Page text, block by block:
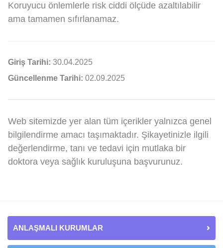
Koruyucu önlemlerle risk ciddi ölçüde azaltılabilir
ama tamamen sıfırlanamaz.
Giriş Tarihi: 30.04.2025
Güncellenme Tarihi: 02.09.2025
Web sitemizde yer alan tüm içerikler yalnızca genel
bilgilendirme amacı taşımaktadır. Şikayetinizle ilgili
değerlendirme, tanı ve tedavi için mutlaka bir
doktora veya sağlık kuruluşuna başvurunuz.
ANLAŞMALI KURUMLAR